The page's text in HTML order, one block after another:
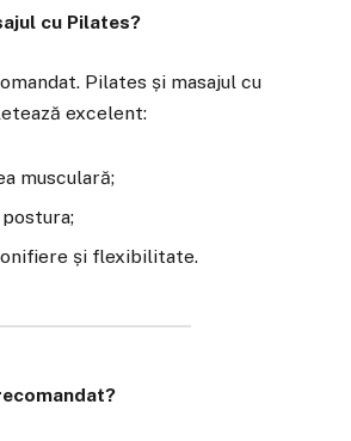
cu Pilates?
Pilates și masajul cu
excelent:
musculară;
și flexibilitate.